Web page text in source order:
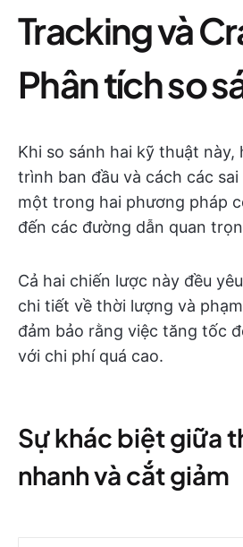
Tracking và
Phân tích so
Khi so sánh hai kỹ thuật này,
trình ban đầu và cách các
một trong hai phương pháp
đến các đường dẫn quan
Cả hai chiến lược này đều
chi tiết về thời lượng và
đảm bảo rằng việc tăng tốc
với chi phí quá cao.
Sự khác biệt giữa
nhanh và cắt giảm